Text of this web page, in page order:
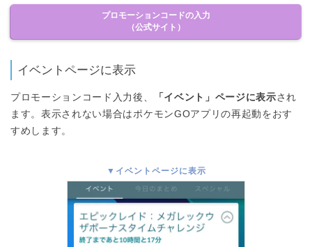
プロモーションコードの入力
（公式サイト）
イベントページに表示
プロモーションコード入力後、 「イベント」ページに表示 され
ます。表示されない場合はポケモンGOアプリの再起動をおす
すめします。
▼イベントページに表示